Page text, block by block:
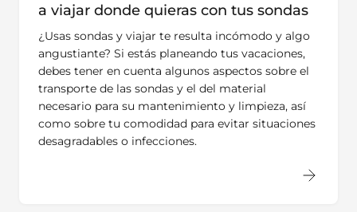
a viajar donde quieras con tus sondas
¿Usas sondas y viajar te resulta incómodo y algo
angustiante? Si estás planeando tus vacaciones,
debes tener en cuenta algunos aspectos sobre el
transporte de las sondas y el del material
necesario para su mantenimiento y limpieza, así
como sobre tu comodidad para evitar situaciones
desagradables o infecciones.